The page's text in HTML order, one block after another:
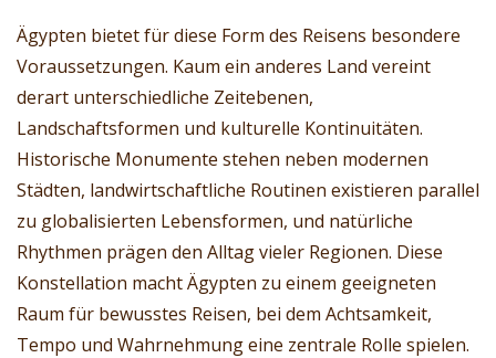
Ägypten bietet für diese Form des Reisens besondere
Voraussetzungen. Kaum ein anderes Land vereint
derart unterschiedliche Zeitebenen,
Landschaftsformen und kulturelle Kontinuitäten.
Historische Monumente stehen neben modernen
Städten, landwirtschaftliche Routinen existieren parallel
zu globalisierten Lebensformen, und natürliche
Rhythmen prägen den Alltag vieler Regionen. Diese
Konstellation macht Ägypten zu einem geeigneten
Raum für bewusstes Reisen, bei dem Achtsamkeit,
Tempo und Wahrnehmung eine zentrale Rolle spielen.